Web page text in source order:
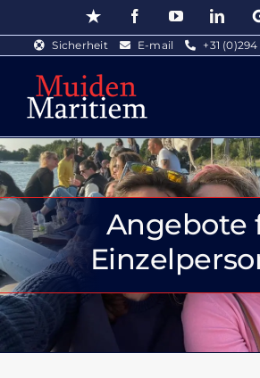
to
content
Trustpilot FacebookYouTube
Sicherheit E-mail +31
Angebote